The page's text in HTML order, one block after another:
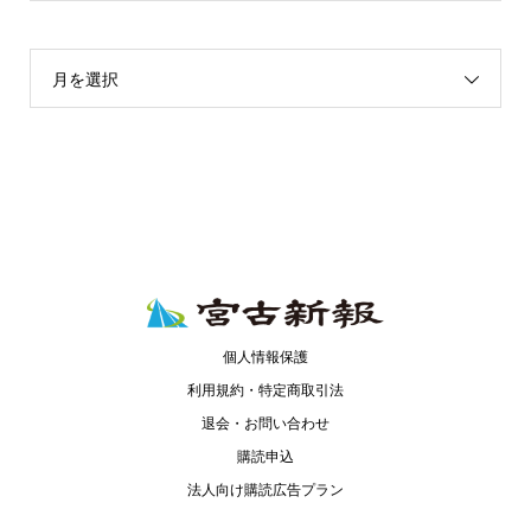
月を選択
個人情報保護
利用規約・特定商取引法
退会・お問い合わせ
購読申込
法人向け購読広告プラン